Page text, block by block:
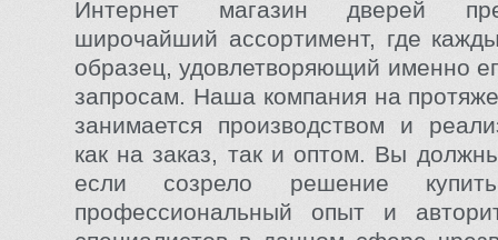
Интернет магазин дверей
широчайший ассортимент, где
образец, удовлетворяющий именно
запросам. Наша компания на
занимается производством и
как на заказ, так и оптом. Вы
если созрело решение
профессиональный опыт и